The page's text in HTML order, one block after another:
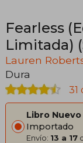
Fearless
Limitada)
Lauren
Dura
31
Libro Nuevo
Importado
Envío: 13 a 17